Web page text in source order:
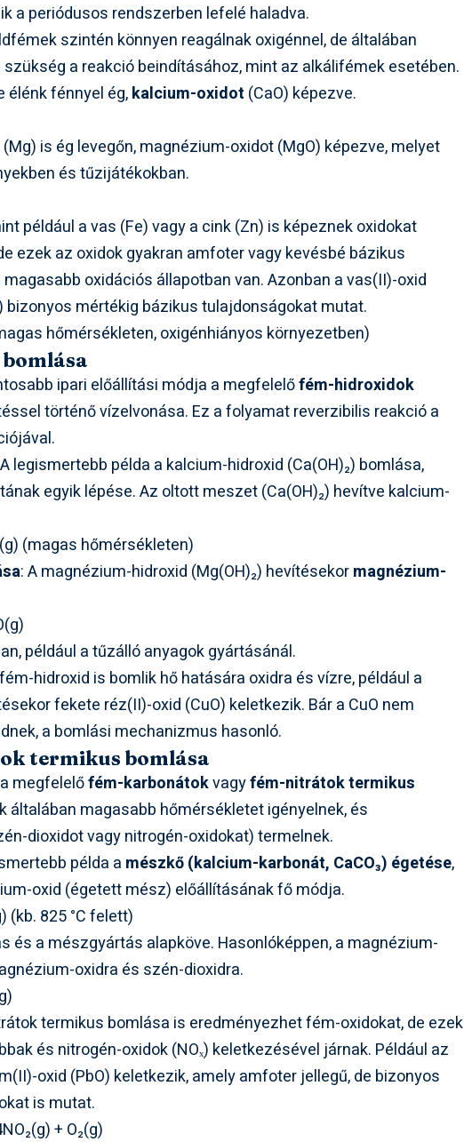
a periódusos rendszerben lefelé haladva.
szintén könnyen reagálnak oxigénnel, de általában
a reakció beindításához, mint az alkálifémek esetében.
élénk fénnyel ég,kalcium-oxidot (CaO) képezve.
is ég levegőn, magnézium-oxidot (MgO) képezve, melyet
és tűzijátékokban.
például a vas (Fe) vagy a cink (Zn) is képeznek oxidokat
ezek az oxidok gyakran amfoter vagy kevésbé bázikus
oxidációs állapotban van. Azonban a vas(II)-oxid
bizonyos mértékig bázikus tulajdonságokat mutat.
hőmérsékleten, oxigénhiányos környezetben)
ipari előállítási módja a megfelelőfém-hidroxidok
történő vízelvonása. Ez a folyamat reverzibilis reakció a
legismertebb példa a kalcium-hidroxid (Ca(OH)₂) bomlása,
egyik lépése. Az oltott meszet (Ca(OH)₂) hevítve kalcium-
(magas hőmérsékleten)
: A magnézium-hidroxid (Mg(OH)₂) hevítésekormagnézium-
például a tűzálló anyagok gyártásánál.
hidroxid is bomlik hő hatására oxidra és vízre, például a
fekete réz(II)-oxid (CuO) keletkezik. Bár a CuO nem
a bomlási mechanizmus hasonló.
termikus bomlása
megfelelőfém-karbonátokvagyfém-nitrátok termikus
általában magasabb hőmérsékletet igényelnek, és
dioxidot vagy nitrogén-oxidokat) termelnek.
példa a mészkő (kalcium-karbonát, CaCO₃) égetése,
oxid (égetett mész) előállításának fő módja.
(kb. 825 °C felett)
és a mészgyártás alapköve. Hasonlóképpen, a magnézium-
oxidra és szén-dioxidra.
termikus bomlása is eredményezhet fém-oxidokat, de ezek
és nitrogén-oxidok (NOₓ) keletkezésével járnak. Például az
oxid (PbO) keletkezik, amely amfoter jellegű, de bizonyos
is mutat.
+ O₂(g)